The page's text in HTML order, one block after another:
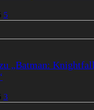
5
„Batman:
3